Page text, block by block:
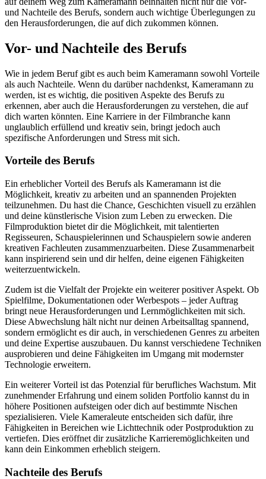
und Nachteile des Berufs, sondern auch wichtige Überlegungen zu
den Herausforderungen, die auf dich zukommen können.
Vor- und Nachteile des Berufs
Wie in jedem Beruf gibt es auch beim Kameramann sowohl Vorteile
als auch Nachteile. Wenn du darüber nachdenkst, Kameramann zu
werden, ist es wichtig, die positiven Aspekte des Berufs zu
erkennen, aber auch die Herausforderungen zu verstehen, die auf
dich warten könnten. Eine Karriere in der Filmbranche kann
unglaublich erfüllend und kreativ sein, bringt jedoch auch
spezifische Anforderungen und Stress mit sich.
Vorteile des Berufs
Ein erheblicher Vorteil des Berufs als Kameramann ist die
Möglichkeit, kreativ zu arbeiten und an spannenden Projekten
teilzunehmen. Du hast die Chance, Geschichten visuell zu erzählen
und deine künstlerische Vision zum Leben zu erwecken. Die
Filmproduktion bietet dir die Möglichkeit, mit talentierten
Regisseuren, Schauspielerinnen und Schauspielern sowie anderen
kreativen Fachleuten zusammenzuarbeiten. Diese Zusammenarbeit
kann inspirierend sein und dir helfen, deine eigenen Fähigkeiten
weiterzuentwickeln.
Zudem ist die Vielfalt der Projekte ein weiterer positiver Aspekt. Ob
Spielfilme, Dokumentationen oder Werbespots – jeder Auftrag
bringt neue Herausforderungen und Lernmöglichkeiten mit sich.
Diese Abwechslung hält nicht nur deinen Arbeitsalltag spannend,
sondern ermöglicht es dir auch, in verschiedenen Genres zu arbeiten
und deine Expertise auszubauen. Du kannst verschiedene Techniken
ausprobieren und deine Fähigkeiten im Umgang mit modernster
Technologie erweitern.
Ein weiterer Vorteil ist das Potenzial für berufliches Wachstum. Mit
zunehmender Erfahrung und einem soliden Portfolio kannst du in
höhere Positionen aufsteigen oder dich auf bestimmte Nischen
spezialisieren. Viele Kameraleute entscheiden sich dafür, ihre
Fähigkeiten in Bereichen wie Lichttechnik oder Postproduktion zu
vertiefen. Dies eröffnet dir zusätzliche Karrieremöglichkeiten und
kann dein Einkommen erheblich steigern.
Nachteile des Berufs